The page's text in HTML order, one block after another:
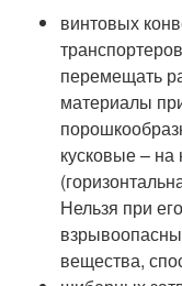
винтовых
перемещать
материалы
кусковые –
Нельзя при
вещества,